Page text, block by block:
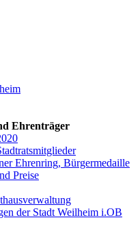
Ehrenträger
Ehrenring, Bürgermedaille
Preise
der Stadt Weilheim i.OB